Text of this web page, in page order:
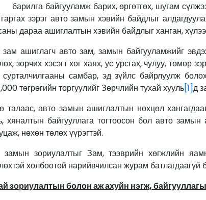
байгууламж барих, өргөтгөх, шугам
зэрэг авто замын хэвийн байдлыг
дараа ашиглалтын хэвийн байдлыг ханган,
ашиглагч авто зам, замын байгууламжийг
зорчих хэсэгт хог хаях, ус урсгах, чулуу, төмөр
сурталчилгааны самбар, эд зүйлс байрлуулж
төгрөгийн торгуулийг Зөрчлийн тухай хууль[1]д
талаас, авто замын ашиглалтын нөхцөл
хяналтын байгууллага тогтоосон бол авто
нөхөн төлөх үүрэгтэй.
замын зориулалтыг Зам, тээврийн хөгжлийн
холбоотой нарийвчилсан журам батлагдаагүй
зориулалтын болон аж ахуйн нэгж,